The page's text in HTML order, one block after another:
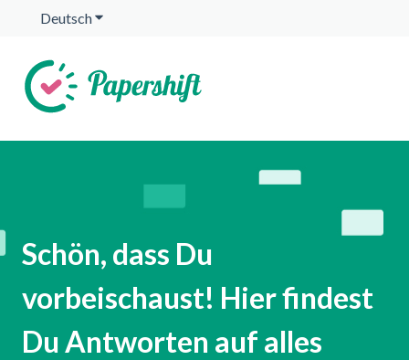
DeutschUntermenü für Übersetzungen anzeigen
Schön, dass Du
vorbeischaust! Hier findest
Du Antworten auf alles